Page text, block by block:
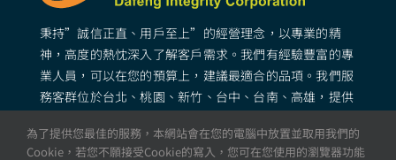
秉持”誠信正直、用戶至上”的經營理念，以專業的精
神，高度的熱忱深入了解客戶需求。我們有經驗豐富的專
業人員，可以在您的預算上，建議最適合的品項。我們服
務客群位於台北、桃園、新竹、台中、台南、高雄，提供
為了提供您最佳的服務，本網站會在您的電腦中放置並取用我們的
Cookie，若您不願接受Cookie的寫入，您可在您使用的瀏覽器功能